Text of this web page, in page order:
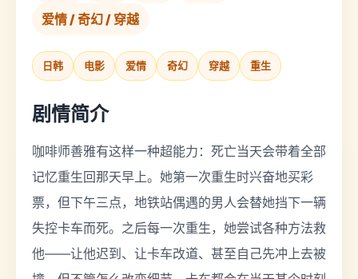
爱情 / 奇幻 / 穿越
日韩 电影 爱情 奇幻 穿越 重生
剧情简介
咖啡师善雅有这样一种超能力：死亡当天会带着全部
记忆重生回那天早上。她第一次重生时兴奋地买彩
票，但下午三点，地铁站偶遇的男人会替她挡下一辆
失控卡车而死。之后每一次重生，她尝试各种方法救
他——让他迟到、让卡车改道、甚至自己先冲上去被